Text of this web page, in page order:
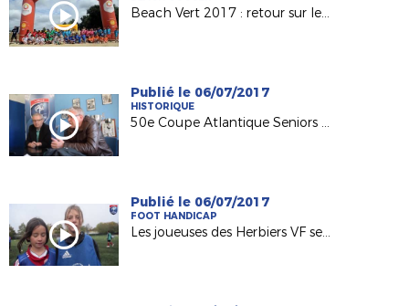
Beach Vert 2017 : retour sur les 4 étapes de la 1ère semaine !
Publié le 06/07/2017
HISTORIQUE
50e Coupe Atlantique Seniors : Retour sur la victoire de l'ASPTT Nantes en 1982
Publié le 06/07/2017
FOOT HANDICAP
Les joueuses des Herbiers VF sensibilisées au football adapté